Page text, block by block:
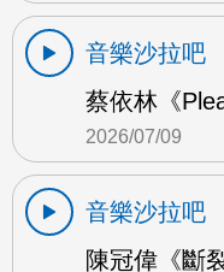
音樂沙拉吧
蔡依林《
2026/07/09
音樂沙拉吧
陳冠偉《斷